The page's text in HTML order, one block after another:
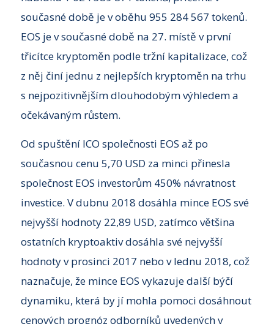
současné době je v oběhu 955 284 567 tokenů.
EOS je v současné době na 27. místě v první
třicítce kryptoměn podle tržní kapitalizace, což
z něj činí jednu z nejlepších kryptoměn na trhu
s nejpozitivnějším dlouhodobým výhledem a
očekávaným růstem.
Od spuštění ICO společnosti EOS až po
současnou cenu 5,70 USD za minci přinesla
společnost EOS investorům 450% návratnost
investice. V dubnu 2018 dosáhla mince EOS své
nejvyšší hodnoty 22,89 USD, zatímco většina
ostatních kryptoaktiv dosáhla své nejvyšší
hodnoty v prosinci 2017 nebo v lednu 2018, což
naznačuje, že mince EOS vykazuje další býčí
dynamiku, která by jí mohla pomoci dosáhnout
cenových prognóz odborníků uvedených v